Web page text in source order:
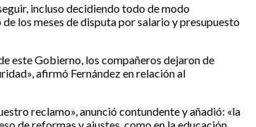
incluso decidiendo todo de modo
los meses de disputa por salario y presupuesto
este Gobierno, los compañeros dejaron de
afirmó Fernández en relación al
reclamo», anunció contundente y añadió: «la